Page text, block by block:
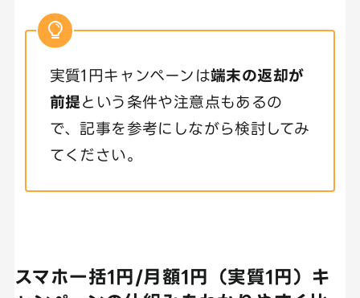
実質1円キャンペーンは端末の返却が
前提という条件や注意点もあるの
で、記事を参考にしながら検討してみ
てください。
スマホ一括1円/月額1円（実質1円）キ